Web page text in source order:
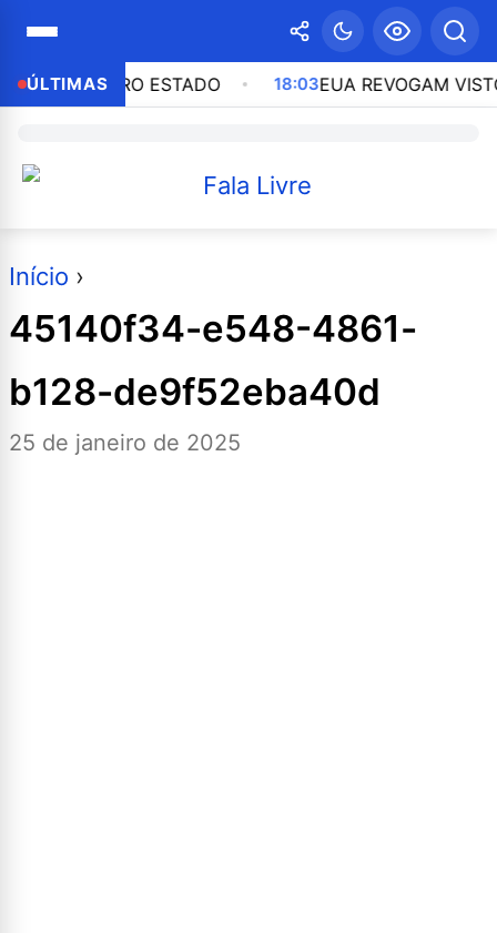
ÚLTIMAS
EM OUTRO ESTADO 18:03EUA REVOGAM VISTO
Início ›
45140f34-e548-4861-
b128-de9f52eba40d
25 de janeiro de 2025